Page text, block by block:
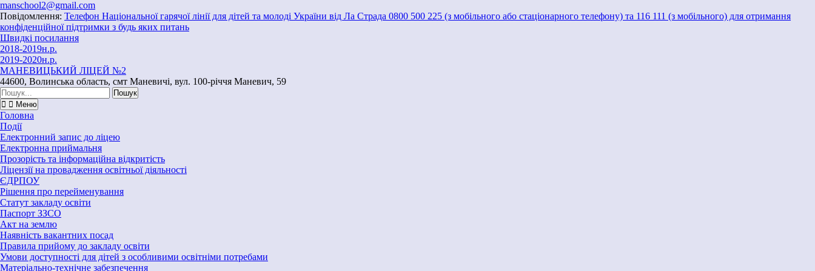
Перейти
до
вмісту
manschool2@gmail.com
Повідомлення: Телефон Національної гарячої лінії для дітей та молоді України від Ла Страда 0800 500 225 (з мобільного або стаціонарного телефону) та 116 111 (з мобільного) для отримання
конфіденційної підтримки з будь яких питань
Швидкі посилання
2018-2019н.р.
2019-2020н.р.
МАНЕВИЦЬКИЙ ЛІЦЕЙ №2
44600, Волинська область, смт Маневичі, вул. 100-річчя Маневич, 59
Шукати:
Меню
Головна
Події
Електронний запис до ліцею
Електронна приймальня
Прозорість та інформаційна відкритість
Ліцензії на провадження освітньої діяльності
ЄДРПОУ
Рішення про перейменування
Статут закладу освіти
Паспорт ЗЗСО
Акт на землю
Наявність вакантних посад
Правила прийому до закладу освіти
Умови доступності для дітей з особливими освітніми потребами
Матеріально-технічне забезпечення